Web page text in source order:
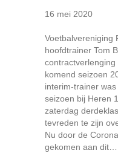
16 mei 2020
Voetbalvereniging
hoofdtrainer Tom
komend seizoen
interim-trainer
seizoen bij Heren
zaterdag
tevreden te zijn
Nu door de
gekomen aan dit…